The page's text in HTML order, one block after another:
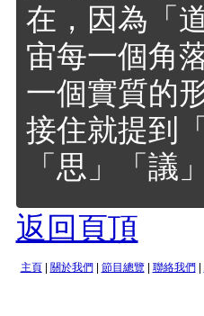
在，因為「
宙每一個角
一個實質的
接住就提到
「思」「議
返回頁頂
主頁| 關於我們| 節目總覽| 聯絡我們|